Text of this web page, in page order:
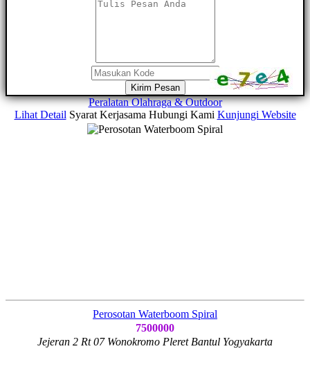
Kirim Pesan
Peralatan Olahraga & Outdoor
Lihat Detail Syarat Kerjasama Hubungi Kami Kunjungi Website
Perosotan Waterboom Spiral
7500000
Jejeran 2 Rt 07 Wonokromo Pleret Bantul Yogyakarta